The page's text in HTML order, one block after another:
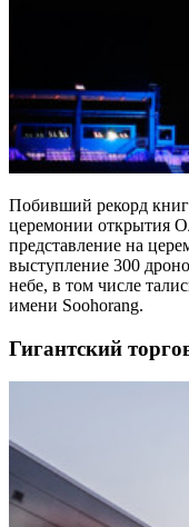
Побивший рекорд
церемонии открытия
представление на
выступление 300
небе, в том числе
имени Soohorang.
Гигантский